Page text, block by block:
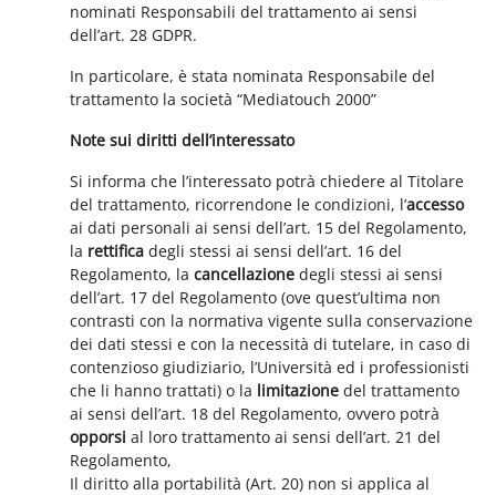
nominati Responsabili del trattamento ai sensi
dell’art. 28 GDPR.
In particolare, è stata nominata Responsabile del
trattamento la società “Mediatouch 2000”
Note sui diritti dell’interessato
Si informa che l’interessato potrà chiedere al Titolare
del trattamento, ricorrendone le condizioni, l’accesso
ai dati personali ai sensi dell’art. 15 del Regolamento,
la rettificadegli stessi ai sensi dell’art. 16 del
Regolamento, lacancellazione degli stessi ai sensi
dell’art. 17 del Regolamento (ove quest’ultima non
contrasti con la normativa vigente sulla conservazione
dei dati stessi e con la necessità di tutelare, in caso di
contenzioso giudiziario, l’Università ed i professionisti
che li hanno trattati) o la limitazione del trattamento
ai sensi dell’art. 18 del Regolamento, ovvero potrà
opporsi al loro trattamento ai sensi dell’art. 21 del
Regolamento,
Il diritto alla portabilità (Art. 20) non si applica al